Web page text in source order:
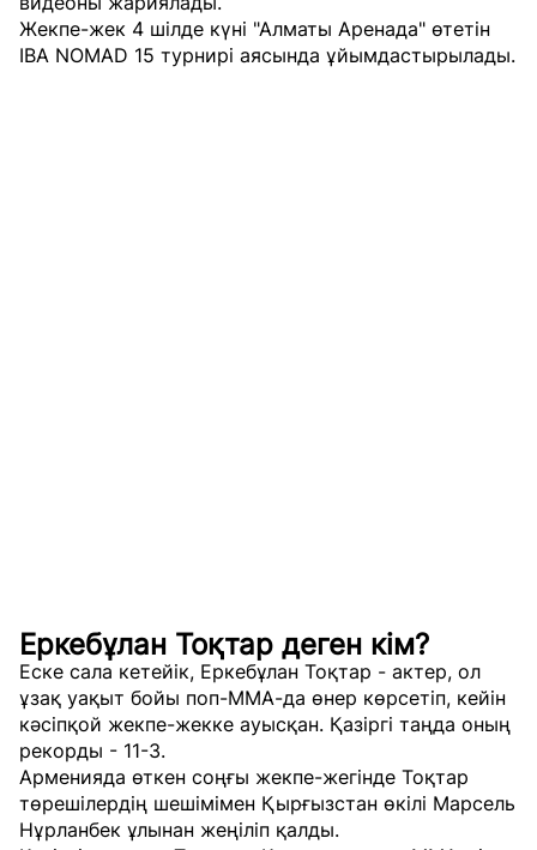
Жекпе-жек 4 шілде күні "Алматы Аренада" өтетін
IBA NOMAD 15 турнирі аясында ұйымдастырылады.
Еркебұлан Тоқтар деген кім?
Еске сала кетейік, Еркебұлан Тоқтар - актер, ол
ұзақ уақыт бойы поп-ММА-да өнер көрсетіп, кейін
кәсіпқой жекпе-жекке ауысқан. Қазіргі таңда оның
рекорды - 11-3.
Арменияда өткен соңғы жекпе-жегінде Тоқтар
төрешілердің шешімімен Қырғызстан өкілі Марсель
Нұрланбек ұлынан жеңіліп қалды.